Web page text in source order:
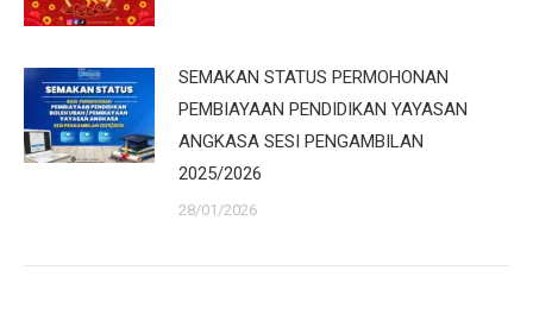
SEMAKAN STATUS PERMOHONAN
PEMBIAYAAN PENDIDIKAN YAYASAN
ANGKASA SESI PENGAMBILAN
2025/2026
28/01/2026